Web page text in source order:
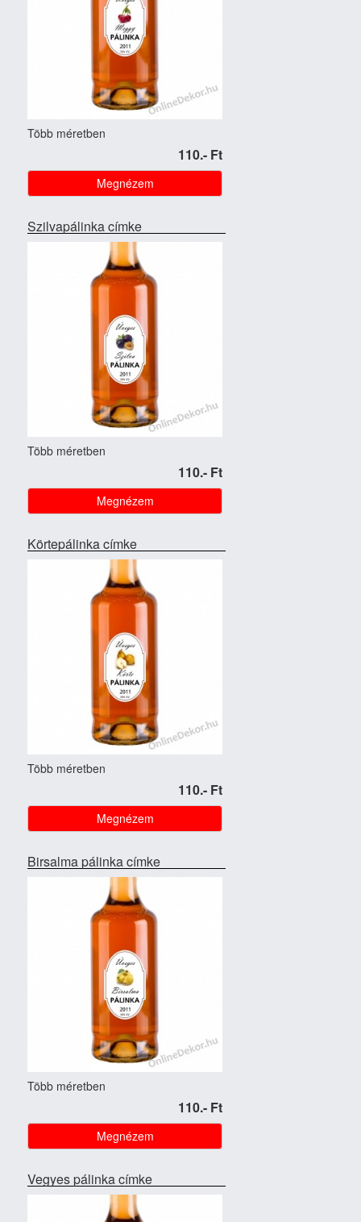
Több méretben
110.- Ft
Megnézem
Szilvapálinka címke
Több méretben
110.- Ft
Megnézem
Körtepálinka címke
Több méretben
110.- Ft
Megnézem
Birsalma pálinka címke
Több méretben
110.- Ft
Megnézem
Vegyes pálinka címke